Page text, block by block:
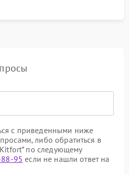
с приведенными ниже
либо обратиться в
по следующему
95 если не нашли ответ на